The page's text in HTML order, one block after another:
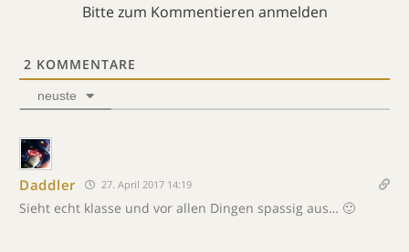
Bitte zum Kommentieren anmelden
2 KOMMENTARE
neuste
Daddler 27. April 2017 14:19
Sieht echt klasse und vor allen Dingen spassig aus… 🙂